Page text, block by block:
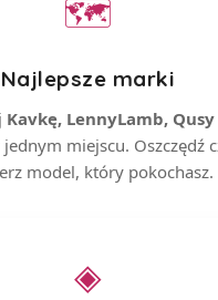
🗺
Najlepsze marki
Kavkę, LennyLamb, Qusy
miejscu. Oszczędź
model, który pokochasz.
◈